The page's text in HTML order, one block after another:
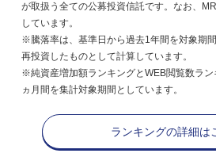
が取扱う全ての公募投資信託です。なお、
しています。
※騰落率は、基準日から過去1年間を対象期
再投資したものとして計算しています。
※純資産増加額ランキングとWEB閲覧数ラ
ヵ月間を集計対象期間としています。
ランキングの詳細は